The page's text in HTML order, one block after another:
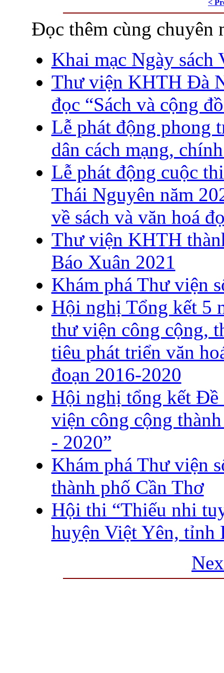
<
Đọc thêm cùng chuyên
Khai mạc Ngày sách
Thư viện KHTH Đà
đọc “Sách và cộng
Lễ phát động phong
dân cách mạng,
Lễ phát động cuộc
Thái Nguyên năm
về sách và văn hoá
Thư viện KHTH
Báo Xuân 2021
Khám phá Thư viện
Hội nghị Tổng kết 5
thư viện công cộng,
tiêu phát triển văn
đoạn 2016-2020
Hội nghị tổng kết Đề
viện công cộng
- 2020”
Khám phá Thư viện
thành phố Cần Thơ
Hội thi “Thiếu nhi
huyện Việt Yên, tỉnh